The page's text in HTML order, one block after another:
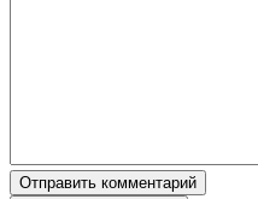
Отправить комментарий